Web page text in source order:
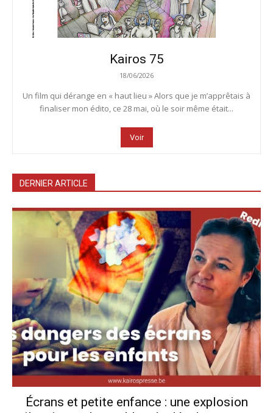
Kairos 75
18/06/2026
Un film qui dérange en « haut lieu » Alors que je m’apprêtais à
finaliser mon édito, ce 28 mai, où le soir même était...
Voir
DERNIER ARTICLE
Écrans et petite enfance : une explosion